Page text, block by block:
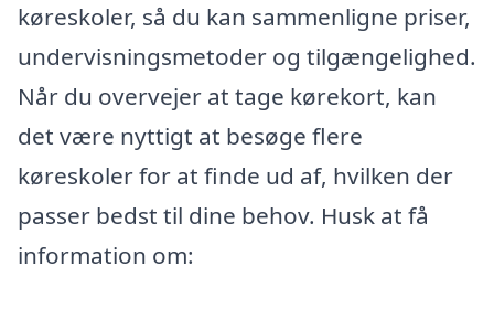
køreskoler, så du kan sammenligne priser,
undervisningsmetoder og tilgængelighed.
Når du overvejer at tage kørekort, kan
det være nyttigt at besøge flere
køreskoler for at finde ud af, hvilken der
passer bedst til dine behov. Husk at få
information om: